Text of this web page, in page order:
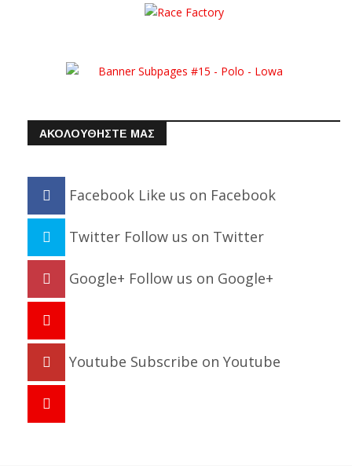
ΑΚΟΛΟΥΘΗΣΤΕ ΜΑΣ
Facebook Like us on Facebook
Twitter Follow us on Twitter
Google+ Follow us on Google+
Youtube Subscribe on Youtube